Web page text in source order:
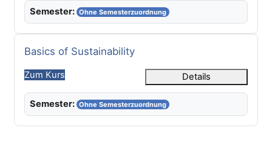
Semester: Ohne Semesterzuordnung
Kursname
Basics of Sustainability
Zum Kurs Details
Semester: Ohne Semesterzuordnung